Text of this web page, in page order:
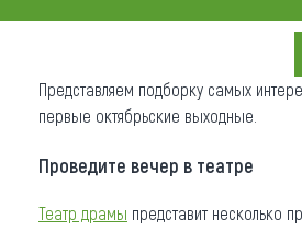
Новости
Представляем подборку самых
первые октябрьские выходные.
Проведите вечер в театре
Театр драмы представит несколько